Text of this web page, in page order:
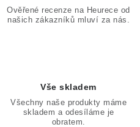
Ověřené recenze na Heurece od
našich zákazníků mluví za nás.
Vše skladem
Všechny naše produkty máme
skladem a odesíláme je
obratem.